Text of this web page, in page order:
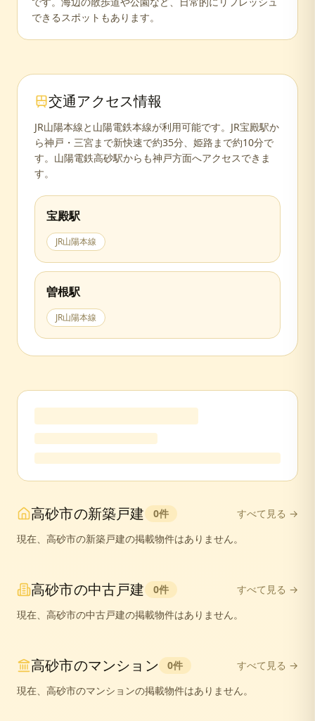
できるスポットもあります。
交通アクセス情報
JR山陽本線と山陽電鉄本線が利用可能です。JR宝殿駅か
ら神戸・三宮まで新快速で約35分、姫路まで約10分で
す。山陽電鉄高砂駅からも神戸方面へアクセスできま
す。
宝殿駅
JR山陽本線
曽根駅
JR山陽本線
高砂市の新築戸建 0件
すべて見る →
現在、 高砂市の新築戸建の掲載物件はありません。
高砂市の中古戸建 0件
すべて見る →
現在、 高砂市の中古戸建の掲載物件はありません。
高砂市のマンション 0件
すべて見る →
現在、 高砂市のマンションの掲載物件はありません。